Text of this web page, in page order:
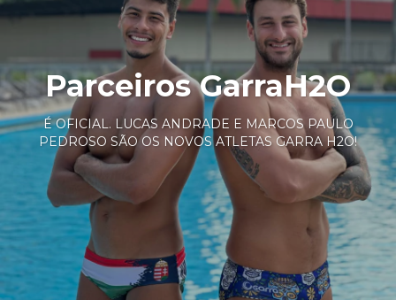
Parceiros GarraH2O
É OFICIAL. LUCAS ANDRADE E MARCOS PAULO
PEDROSO SÃO OS NOVOS ATLETAS GARRA H2O!